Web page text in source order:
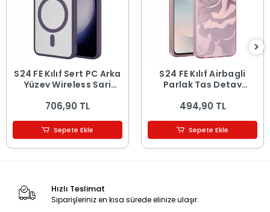
S24 FE Kılıf Sert PC Arka
Yüzey Wireless Şarj
Kapak
706,90 TL
Sepete Ekle
S24 FE Kılıf Airbagli
Parlak Taş Detay
494,90 TL
Sepete Ekle
Hızlı Teslimat
Siparişleriniz en kısa sürede elinize ulaşır.